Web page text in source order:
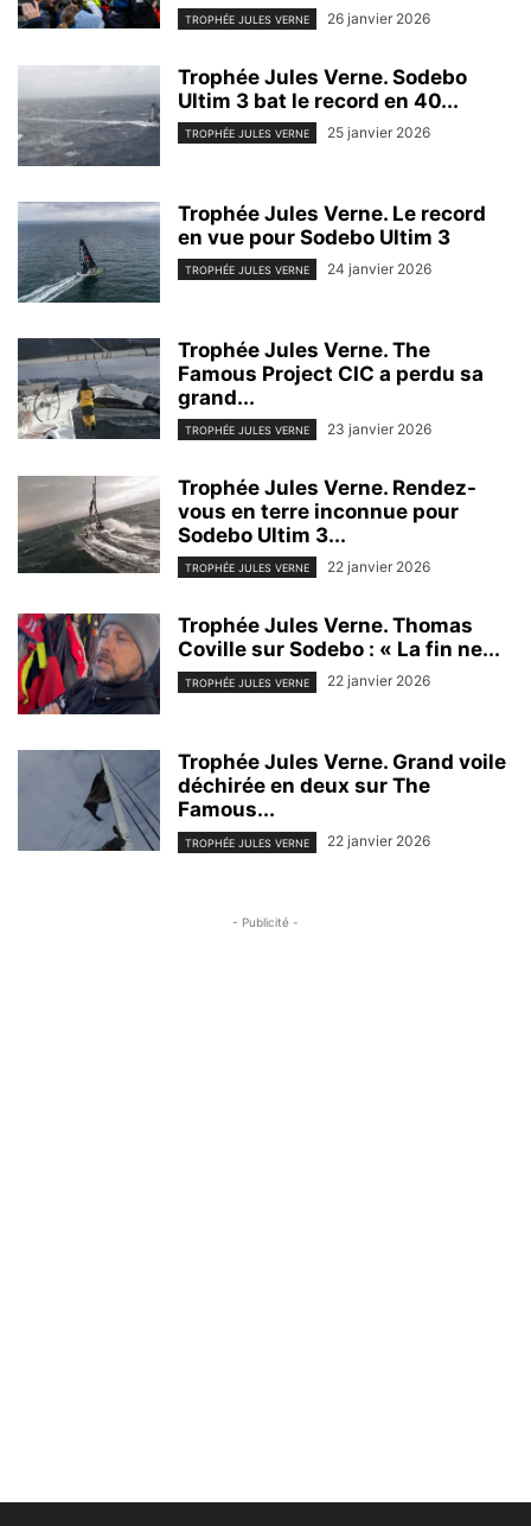
TROPHÉE JULES VERNE 26 janvier 2026
Trophée Jules Verne. Sodebo
Ultim 3 bat le record en 40...
TROPHÉE JULES VERNE 25 janvier 2026
Trophée Jules Verne. Le record
en vue pour Sodebo Ultim 3
TROPHÉE JULES VERNE 24 janvier 2026
Trophée Jules Verne. The
Famous Project CIC a perdu sa
grand...
TROPHÉE JULES VERNE 23 janvier 2026
Trophée Jules Verne. Rendez-
vous en terre inconnue pour
Sodebo Ultim 3...
TROPHÉE JULES VERNE 22 janvier 2026
Trophée Jules Verne. Thomas
Coville sur Sodebo : « La fin ne...
TROPHÉE JULES VERNE 22 janvier 2026
Trophée Jules Verne. Grand voile
déchirée en deux sur The
Famous...
TROPHÉE JULES VERNE 22 janvier 2026
- Publicité -